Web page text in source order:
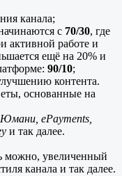
канала;
с 70/30, где
активной работе и
ещё на 20% и
90/10;
контента.
основанные на
Юмани, ePayments,
и так далее.
можно, увеличенный
канала и так далее.